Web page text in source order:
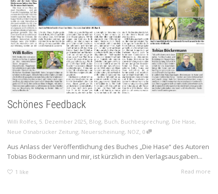
Schönes Feedback
Willi Rolfes, 5. Dezember 2025, Blog, Buch, Buchbesprechung, Die Hase,
Neue Osnabrücker Zeitung, Neuerscheinung, NOZ, 0
Aus Anlass der Veröffentlichung des Buches „Die Hase“ des Autoren
Tobias Böckermann und mir, ist kürzlich in den Verlagsausgaben...
1 like Read more